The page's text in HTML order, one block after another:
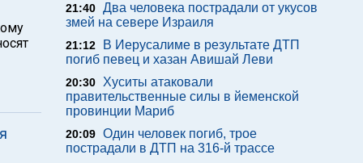
21:40 Два человека пострадали от укусов
змей на севере Израиля
21:12
В Иерусалиме в результате ДТП
погиб певец и хазан Авишай Леви
20:30
Хуситы атаковали
правительственные силы в йеменской
провинции Мариб
20:09 Один человек погиб, трое
пострадали в ДТП на 316-й трассе